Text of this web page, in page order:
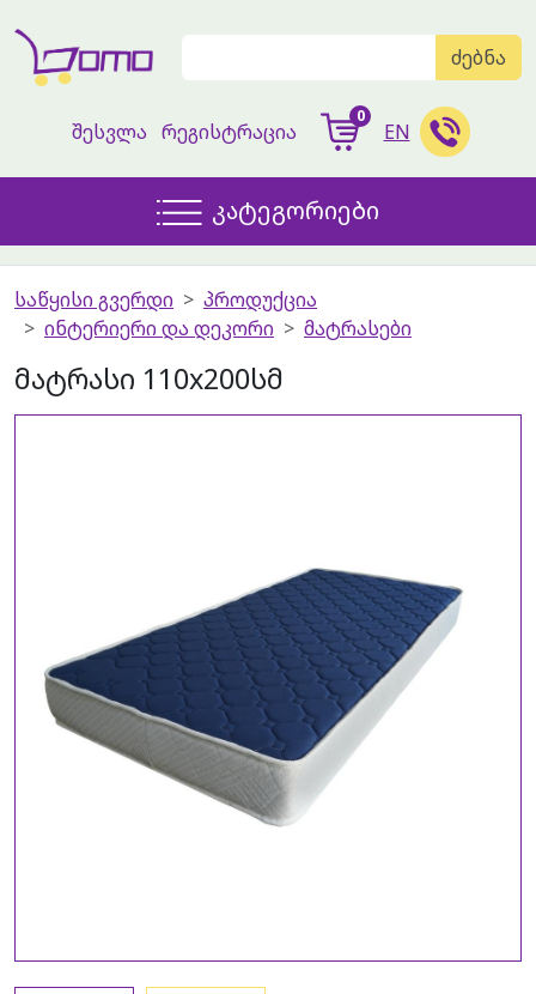
ძებნა
შესვლა რეგისტრაცია
0
EN
კატეგორიები
საწყისი გვერდი
პროდუქცია
ინტერიერი და დეკორი
მატრასები
მატრასი 110x200სმ